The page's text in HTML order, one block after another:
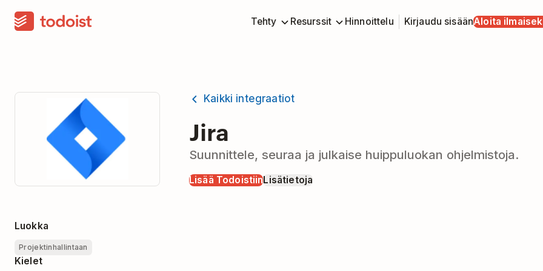
Tehty Resurssit Hinnoittelu Kirjaudu sisäänAloita
Kaikki integraatiot
Jira
Suunnittele, seuraa ja julkaise huippuluokan ohjelmistoja.
Lisää TodoistiinLisätietoja
Luokka
Projektinhallintaan
Kielet